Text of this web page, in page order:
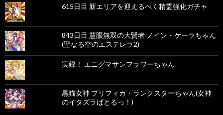
615日目 新エリアを迎えるべく精霊強化ガチャ
843日目 慧眼無双の大賢者 ノイン・ケーラちゃん
(聖なる空のエステレラ2)
実録！ エニグマサンフラワーちゃん
黒猫女神 プリフィカ・ランクスターちゃん(女神
のイタズラばとるっ！)